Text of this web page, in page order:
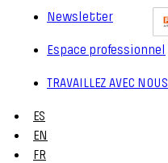
Newsletter
Espace professionnel
TRAVAILLEZ AVEC NOUS
ES
EN
FR